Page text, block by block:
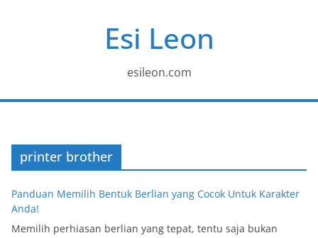
Esi Leon
esileon.com
printer brother
Panduan Memilih Bentuk Berlian yang Cocok Untuk Karakter
Anda!
Memilih perhiasan berlian yang tepat, tentu saja bukan